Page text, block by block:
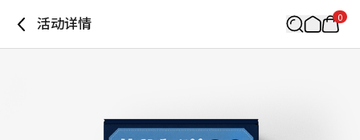
活动详情 0